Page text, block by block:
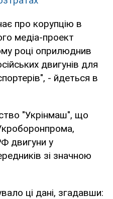
про корупцію в
медіа-проект
році оприлюднив
двигунів для
- йдеться в
"Укрінмаш", що
двигуни у
зі значною
ці дані, згадавши: